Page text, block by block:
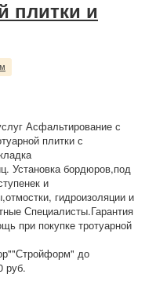
плитки и
Асфальтирование с
плитки с
Установка бордюров,под
и
гидроизоляции и
Специалисты.Гарантия
при покупке тротуарной
до
руб.